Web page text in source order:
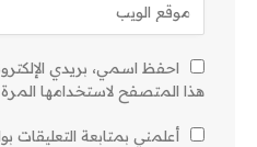
احفظ اسمي، بريدي
هذا المتصفح لاستخدامها
أعلمني بمتابعة التعليقات